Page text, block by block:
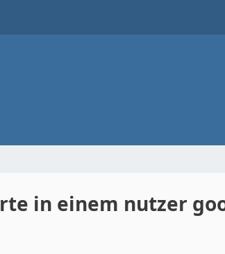
in einem nutzer